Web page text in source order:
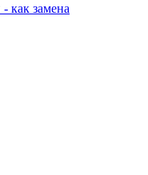
как замена